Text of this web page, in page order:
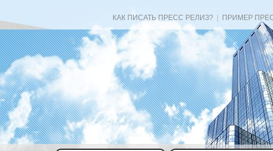
КАК ПИСАТЬ ПРЕСС РЕЛИЗ? ПРИМЕР